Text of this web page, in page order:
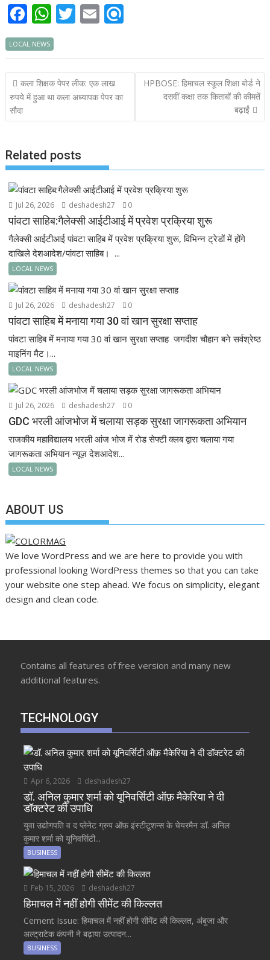
F
ac
e
b
o
o
k
W
h
at
s
A
p
T
itt
er
E
ai
l
i
n
LOCAL NEWS
Post
navigation
कला शिक्षक पेपर लीक: एक लाख
रुपये में हुआ था कला अध्यापक पेपर का
सौदा
HPBOSE: हिमाचल स्कूल शिक्षा बोर्ड ने
दसवीं कक्षा तक किताबों की कीमतें
बढ़ाईं
Related posts
Jul 26, 2026 deshadesh27 0
पांवटा साहिब:गैलेक्सी आईटीआई में प्रवेश प्रक्रिया शुरू
गैलेक्सी आईटीआई पांवटा साहिब में प्रवेश प्रक्रिया शुरू, विभिन्न ट्रेडों में होंगे
दाखिले देशआदेश/पांवटा साहिब। ...
LOCAL NEWS
Jul 26, 2026 deshadesh27 0
पांवटा साहिब में मनाया गया 30 वां खान सुरक्षा सप्ताह
पांवटा साहिब में मनाया गया 30 वां खान सुरक्षा सप्ताह जगदीश चौहान बने सर्वश्रेष्ठ
माइनिंग मैट।...
LOCAL NEWS
Jul 26, 2026 deshadesh27 0
GDC भरली आंजभोज में चलाया सड़क सुरक्षा जागरूकता अभियान
राजकीय महाविद्यालय भरली आंज भोज में रोड सेफ्टी क्लब द्वारा चलाया गया
जागरूकता अभियान न्यूज़ देशआदेश...
LOCAL NEWS
ABOUT US
We love WordPress and we are here to provide you with
professional looking WordPress themes so that you can take
your website one step ahead. We focus on simplicity, elegant
design and clean code.
Contains all features of free version and many new
additional features.
TECHNOLOGY
Apr 6, 2026 deshadesh27
डॉ. अनिल कुमार शर्मा को यूनिवर्सिटी ऑफ़ मैकेरिया ने दी
डॉक्टरेट की उपाधि
युवा उद्योगपति व द प्लेनेट ग्रुप ऑफ़ इंस्टीटूशन्स के चेयरमैन डॉ. अनिल
कुमार शर्मा को यूनिवर्सिटी...
BUSINESS
Feb 15, 2026 deshadesh27
हिमाचल में नहीं होगी सीमेंट की किल्लत
Cement Issue: हिमाचल में नहीं होगी सीमेंट की किल्लत, अंबुजा और
अल्ट्राटेक कंपनी ने बढ़ाया उत्पादन...
BUSINESS